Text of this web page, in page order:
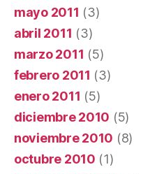
mayo 2011 (3)
abril 2011 (3)
marzo 2011 (5)
febrero 2011 (3)
enero 2011 (5)
diciembre 2010 (5)
noviembre 2010 (8)
octubre 2010 (1)